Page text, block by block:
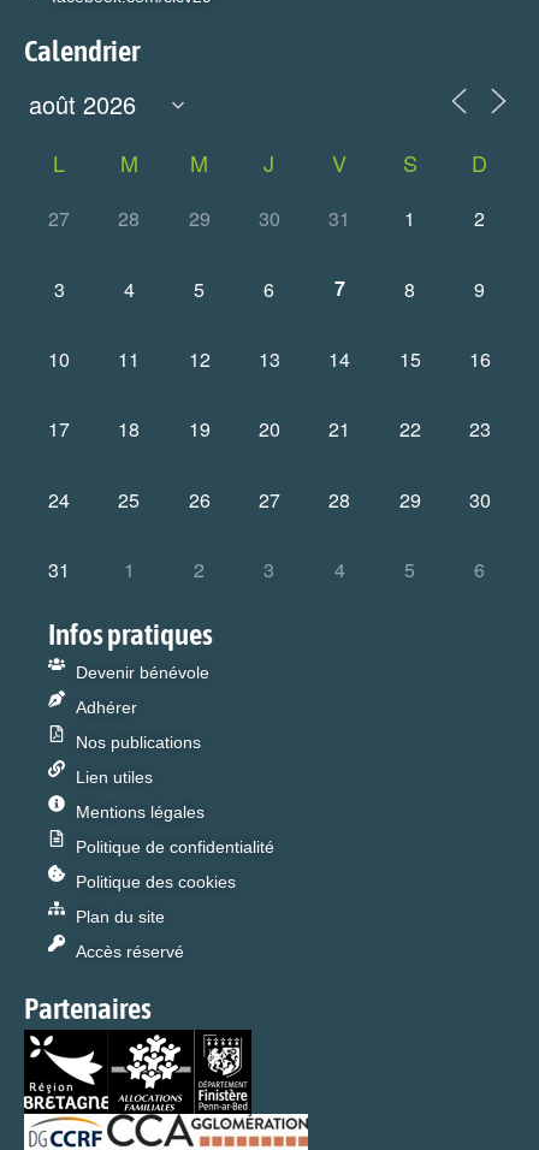
Calendrier
L M M J V S D
27 28 29 30 31 1 2
3 4 5 6 7 8 9
10 11 12 13 14 15 16
17 18 19 20 21 22 23
24 25 26 27 28 29 30
31 1 2 3 4 5 6
Infos pratiques
Devenir bénévole
Adhérer
Nos publications
Lien utiles
Mentions légales
Politique de confidentialité
Politique des cookies
Plan du site
Accès réservé
Partenaires